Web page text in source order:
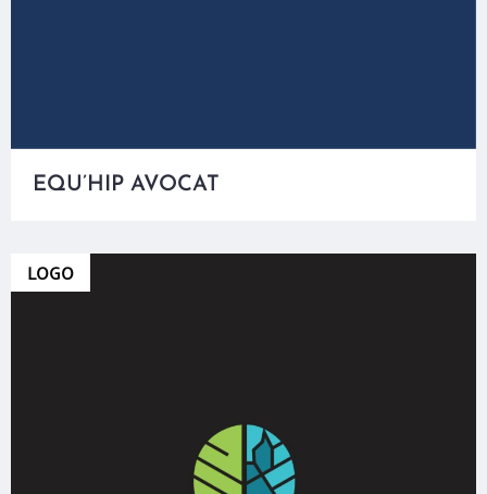
EQU’HIP AVOCAT
LOGO